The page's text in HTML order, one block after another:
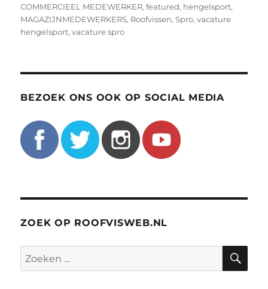
COMMERCIEEL MEDEWERKER,featured, hengelsport,
MAGAZIJNMEDEWERKERS, Roofvissen,Spro,vacature
hengelsport,vacature spro
BEZOEK ONS OOK OP SOCIAL MEDIA
ZOEK OP ROOFVISWEB.NL
Zoeken
naar: